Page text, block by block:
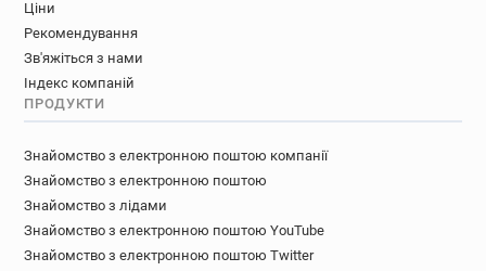
Ціни
Рекомендування
Зв'яжіться з нами
Індекс компаній
ПРОДУКТИ
Знайомство з електронною поштою компанії
Знайомство з електронною поштою
Знайомство з лідами
Знайомство з електронною поштою YouTube
Знайомство з електронною поштою Twitter